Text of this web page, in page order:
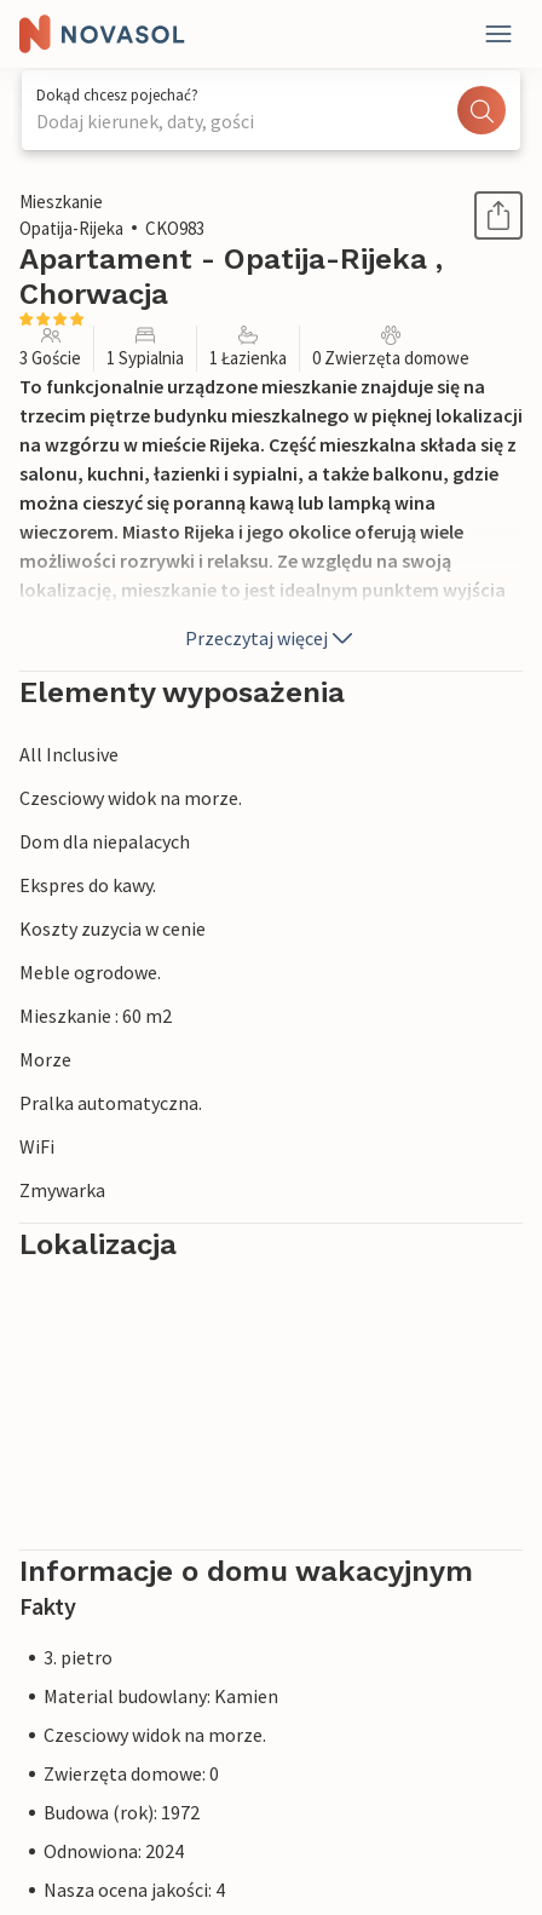
Dokąd chcesz pojechać?
Dodaj kierunek, daty, gości
1 / 23
Mieszkanie
Opatija-Rijeka
CKO983
Apartament - Opatija-Rijeka ,
Chorwacja
3 Goście 1 Sypialnia 1 Łazienka 0 Zwierzęta domowe
To funkcjonalnie urządzone mieszkanie znajduje się na
trzecim piętrze budynku mieszkalnego w pięknej lokalizacji
na wzgórzu w mieście Rijeka. Część mieszkalna składa się z
salonu, kuchni, łazienki i sypialni, a także balkonu, gdzie
można cieszyć się poranną kawą lub lampką wina
wieczorem. Miasto Rijeka i jego okolice oferują wiele
możliwości rozrywki i relaksu. Ze względu na swoją
lokalizację, mieszkanie to jest idealnym punktem wyjścia
wizyta na wyspie Krk oraz w miastach Crikvenica i Opatija.
Przeczytaj więcej
Elementy wyposażenia
All Inclusive
Czesciowy widok na morze.
Dom dla niepalacych
Ekspres do kawy.
Koszty zuzycia w cenie
Meble ogrodowe.
Mieszkanie : 60 m2
Morze
Pralka automatyczna.
WiFi
Zmywarka
Lokalizacja
Informacje o domu wakacyjnym
Fakty
3. pietro
Material budowlany: Kamien
Czesciowy widok na morze.
Zwierzęta domowe: 0
Budowa (rok): 1972
Odnowiona: 2024
Nasza ocena jakości: 4